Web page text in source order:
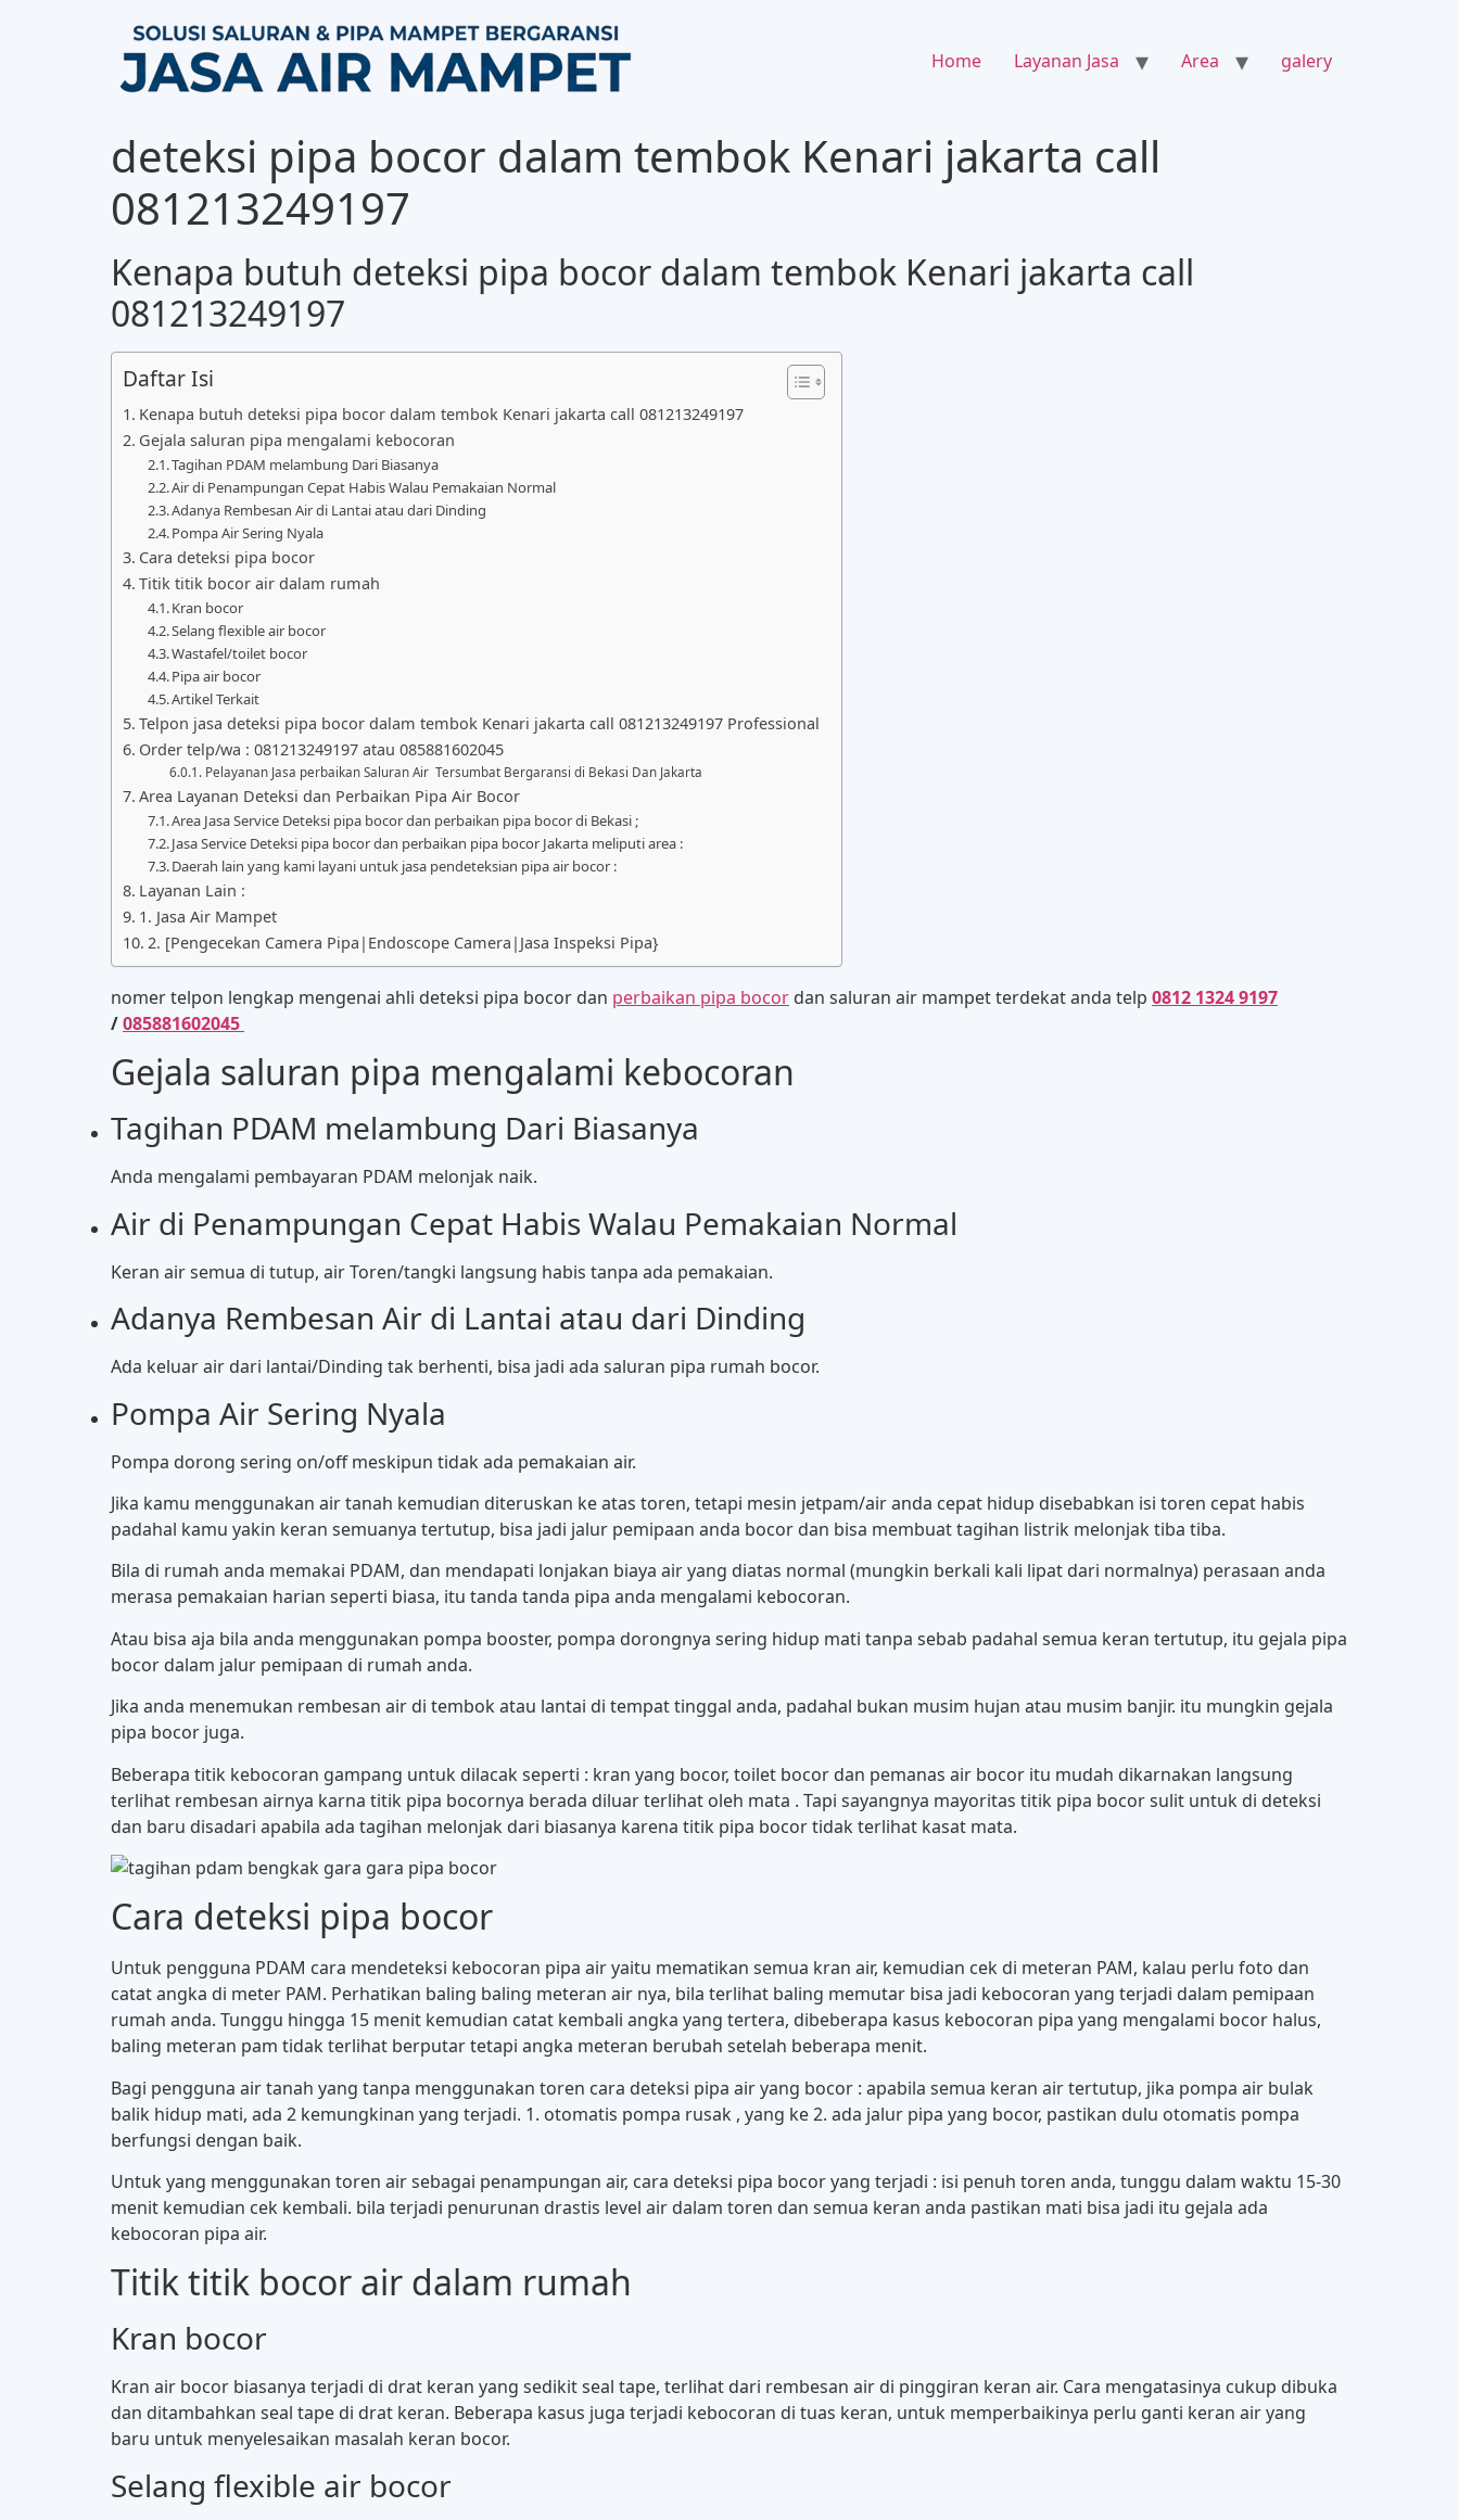
Home Layanan Jasa Area galery
deteksi pipa bocor dalam tembok Kenari jakarta call
081213249197
Kenapa butuh deteksi pipa bocor dalam tembok Kenari jakarta call
081213249197
Daftar Isi
Kenapa butuh deteksi pipa bocor dalam tembok Kenari jakarta call 081213249197
Gejala saluran pipa mengalami kebocoran
Tagihan PDAM melambung Dari Biasanya
Air di Penampungan Cepat Habis Walau Pemakaian Normal
Adanya Rembesan Air di Lantai atau dari Dinding
Pompa Air Sering Nyala
Cara deteksi pipa bocor
Titik titik bocor air dalam rumah
Kran bocor
Selang flexible air bocor
Wastafel/toilet bocor
Pipa air bocor
Artikel Terkait
Telpon jasa deteksi pipa bocor dalam tembok Kenari jakarta call 081213249197 Professional
Order telp/wa : 081213249197 atau 085881602045
Pelayanan Jasa perbaikan Saluran Air Tersumbat Bergaransi di Bekasi Dan Jakarta
Area Layanan Deteksi dan Perbaikan Pipa Air Bocor
Area Jasa Service Deteksi pipa bocor dan perbaikan pipa bocor di Bekasi ;
Jasa Service Deteksi pipa bocor dan perbaikan pipa bocor Jakarta meliputi area :
Daerah lain yang kami layani untuk jasa pendeteksian pipa air bocor :
Layanan Lain :
1. Jasa Air Mampet
2. [Pengecekan Camera Pipa|Endoscope Camera|Jasa Inspeksi Pipa}
nomer telpon lengkap mengenai ahli deteksi pipa bocor dan perbaikan pipa bocor dan saluran air mampet terdekat anda telp 0812 1324 9197
/085881602045
Gejala saluran pipa mengalami kebocoran
Tagihan PDAM melambung Dari Biasanya
Anda mengalami pembayaran PDAM melonjak naik.
Air di Penampungan Cepat Habis Walau Pemakaian Normal
Keran air semua di tutup, air Toren/tangki langsung habis tanpa ada pemakaian.
Adanya Rembesan Air di Lantai atau dari Dinding
Ada keluar air dari lantai/Dinding tak berhenti, bisa jadi ada saluran pipa rumah bocor.
Pompa Air Sering Nyala
Pompa dorong sering on/off meskipun tidak ada pemakaian air.
Jika kamu menggunakan air tanah kemudian diteruskan ke atas toren, tetapi mesin jetpam/air anda cepat hidup disebabkan isi toren cepat habis
padahal kamu yakin keran semuanya tertutup, bisa jadi jalur pemipaan anda bocor dan bisa membuat tagihan listrik melonjak tiba tiba.
Bila di rumah anda memakai PDAM, dan mendapati lonjakan biaya air yang diatas normal (mungkin berkali kali lipat dari normalnya) perasaan anda
merasa pemakaian harian seperti biasa, itu tanda tanda pipa anda mengalami kebocoran.
Atau bisa aja bila anda menggunakan pompa booster, pompa dorongnya sering hidup mati tanpa sebab padahal semua keran tertutup, itu gejala pipa
bocor dalam jalur pemipaan di rumah anda.
Jika anda menemukan rembesan air di tembok atau lantai di tempat tinggal anda, padahal bukan musim hujan atau musim banjir. itu mungkin gejala
pipa bocor juga.
Beberapa titik kebocoran gampang untuk dilacak seperti : kran yang bocor, toilet bocor dan pemanas air bocor itu mudah dikarnakan langsung
terlihat rembesan airnya karna titik pipa bocornya berada diluar terlihat oleh mata . Tapi sayangnya mayoritas titik pipa bocor sulit untuk di deteksi
dan baru disadari apabila ada tagihan melonjak dari biasanya karena titik pipa bocor tidak terlihat kasat mata.
Cara deteksi pipa bocor
Untuk pengguna PDAM cara mendeteksi kebocoran pipa air yaitu mematikan semua kran air, kemudian cek di meteran PAM, kalau perlu foto dan
catat angka di meter PAM. Perhatikan baling baling meteran air nya, bila terlihat baling memutar bisa jadi kebocoran yang terjadi dalam pemipaan
rumah anda. Tunggu hingga 15 menit kemudian catat kembali angka yang tertera, dibeberapa kasus kebocoran pipa yang mengalami bocor halus,
baling meteran pam tidak terlihat berputar tetapi angka meteran berubah setelah beberapa menit.
Bagi pengguna air tanah yang tanpa menggunakan toren cara deteksi pipa air yang bocor : apabila semua keran air tertutup, jika pompa air bulak
balik hidup mati, ada 2 kemungkinan yang terjadi. 1. otomatis pompa rusak , yang ke 2. ada jalur pipa yang bocor, pastikan dulu otomatis pompa
berfungsi dengan baik.
Untuk yang menggunakan toren air sebagai penampungan air, cara deteksi pipa bocor yang terjadi : isi penuh toren anda, tunggu dalam waktu 15-30
menit kemudian cek kembali. bila terjadi penurunan drastis level air dalam toren dan semua keran anda pastikan mati bisa jadi itu gejala ada
kebocoran pipa air.
Titik titik bocor air dalam rumah
Kran bocor
Kran air bocor biasanya terjadi di drat keran yang sedikit seal tape, terlihat dari rembesan air di pinggiran keran air. Cara mengatasinya cukup dibuka
dan ditambahkan seal tape di drat keran. Beberapa kasus juga terjadi kebocoran di tuas keran, untuk memperbaikinya perlu ganti keran air yang
baru untuk menyelesaikan masalah keran bocor.
Selang flexible air bocor